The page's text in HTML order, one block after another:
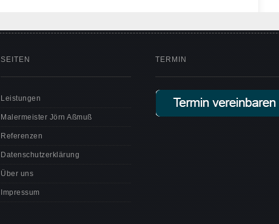
SEITEN
Leistungen
Malermeister Jörn Aßmuß
Referenzen
Datenschutzerklärung
Über uns
Impressum
TERMIN